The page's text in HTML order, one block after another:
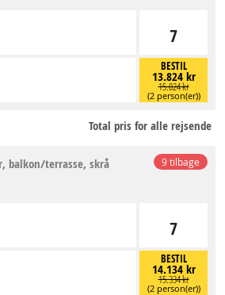
7
BESTIL
13.824 kr
15.024 kr
(2 person(er))
Total pris for alle rejsende
9 tilbage
balkon/terrasse, skrå
7
BESTIL
14.134 kr
15.334 kr
(2 person(er))